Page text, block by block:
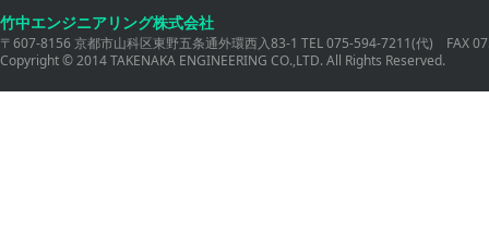
竹中エンジニアリング株式会社
〒607-8156 京都市山科区東野五条通外環西入83-1 TEL 075-594-7211(代) FAX
Copyright © 2014 TAKENAKA ENGINEERING CO.,LTD. All Rights Reserved.